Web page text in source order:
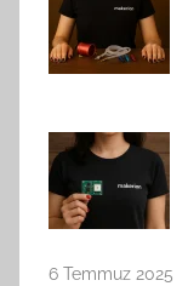
6 Temmuz 2025